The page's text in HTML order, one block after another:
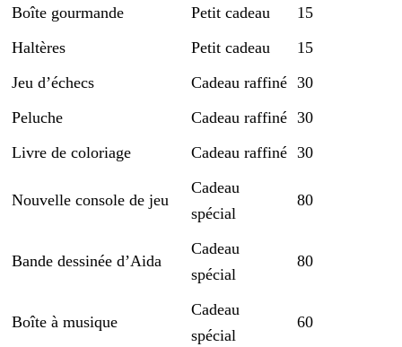
Boîte gourmande
Petit cadeau
15
Haltères
Petit cadeau
15
Jeu d’échecs
Cadeau raffiné 30
Peluche
Cadeau raffiné 30
Livre de coloriage
Cadeau raffiné 30
Nouvelle console de jeu
Cadeau
spécial
80
Bande dessinée d’Aida
Cadeau
spécial
80
Boîte à musique
Cadeau
spécial
60